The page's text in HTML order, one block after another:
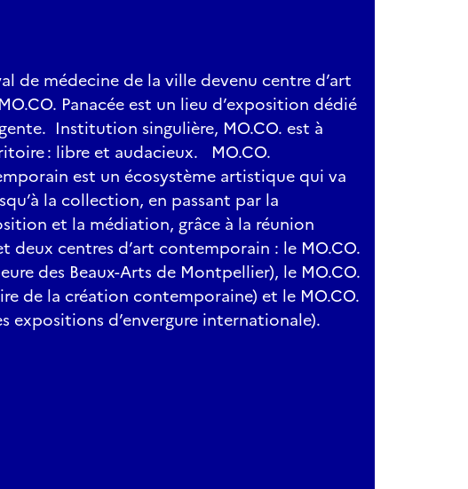
de médecine de la ville devenu centre d’art
Panacée est un lieu d’exposition dédié
Institution singulière, MO.CO. est à
: libre et audacieux. MO.CO.
est un écosystème artistique qui va
la collection, en passant par la
et la médiation, grâce à la réunion
deux centres d’art contemporain : le MO.CO.
des Beaux-Arts de Montpellier), le MO.CO.
de la création contemporaine) et le MO.CO.
expositions d’envergure internationale).